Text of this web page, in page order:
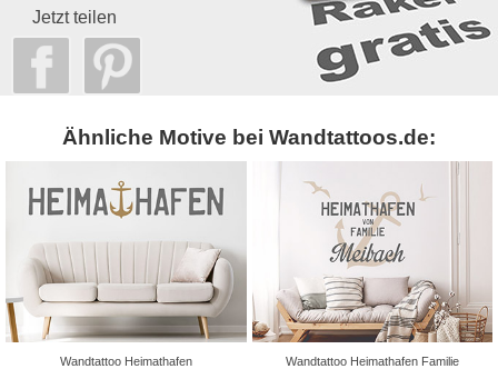
Jetzt teilen
Ähnliche Motive bei Wandtattoos.de:
Wandtattoo Heimathafen
Wandtattoo Heimathafen Familie